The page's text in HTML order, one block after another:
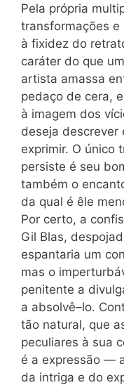
Pela própria
transformações e
à fixidez do
caráter do que
artista amassa
pedaço de cera,
à imagem dos
deseja descrever
exprimir. O único
persiste é seu
também o
da qual é êle
Por certo, a
Gil Blas,
espantaria um
mas o
penitente a
a absolvê–lo.
tão natural, que
peculiares à sua
é a expressão —
da intriga e do